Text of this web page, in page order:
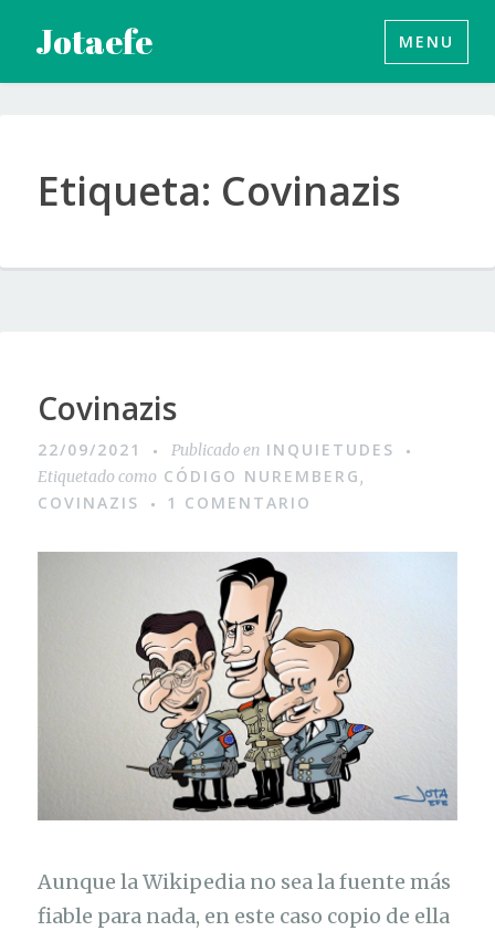
contenido
Jotaefe MENU
Etiqueta: Covinazis
Covinazis
22/09/2021 Publicado en INQUIETUDES
Etiquetado como CÓDIGO NUREMBERG,
COVINAZIS 1 COMENTARIO
Aunque la Wikipedia no sea la fuente más
fiable para nada, en este caso copio de ella